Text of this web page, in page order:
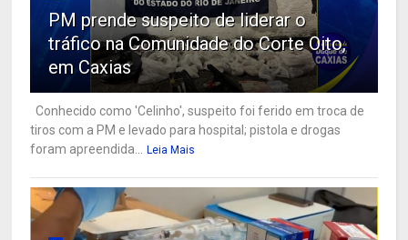
PM prende suspeito de liderar o
tráfico na Comunidade do Corte Oito,
em Caxias
Conhecido como 'Celinho', suspeito foi ferido em troca de
tiros com a PM e levado para hospital; pistola e drogas
foram apreendida... Leia Mais